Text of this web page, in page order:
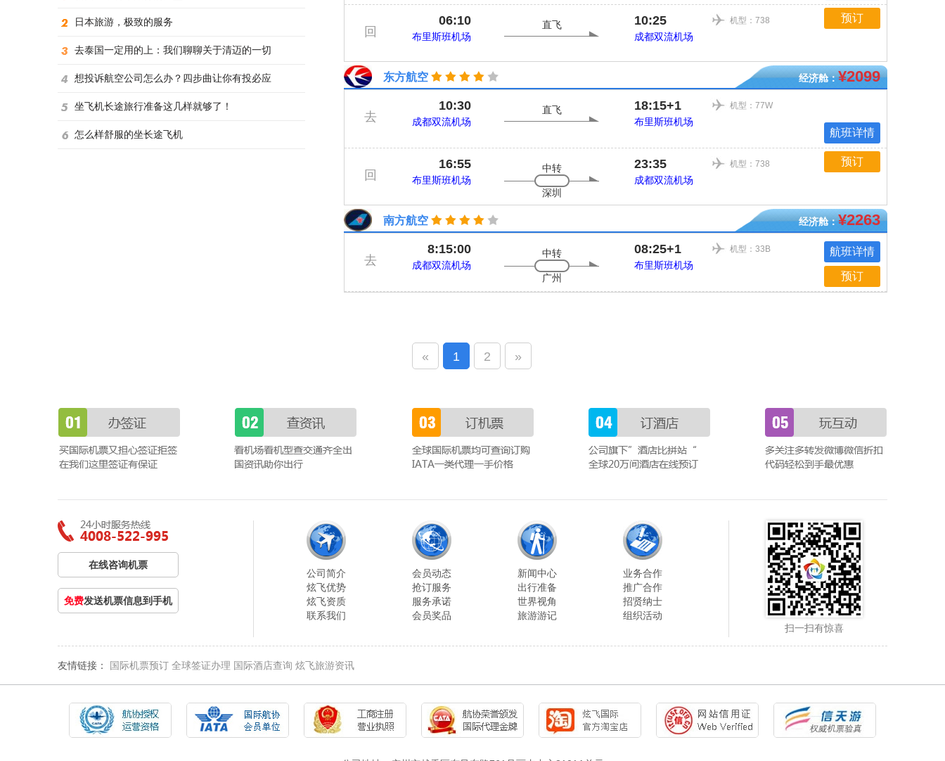
日本旅游，极致的服务
去泰国一定用的上：我们聊聊关于清迈的一切
想投诉航空公司怎么办？四步曲让你有投必应
坐飞机长途旅行准备这几样就够了！
怎么样舒服的坐长途飞机
回
06:10
布里斯班机场
直飞 10:25
成都双流机场
机型：738 预订
东方航空 经济舱：¥2099
去
10:30
成都双流机场
直飞 18:15+1
布里斯班机场
机型：77W
航班详情
回
16:55
布里斯班机场
中转
深圳
23:35
成都双流机场
机型：738 预订
南方航空 经济舱：¥2263
去
8:15:00
成都双流机场
中转
广州
08:25+1
布里斯班机场
机型：33B 航班详情
预订
« 1 2 »
在线咨询机票
免费发送机票信息到手机
公司简介
炫飞优势
炫飞资质
联系我们
会员动态
抢订服务
服务承诺
会员奖品
新闻中心
出行准备
世界视角
旅游游记
业务合作
推广合作
招贤纳士
组织活动
扫一扫有惊喜
友情链接： 国际机票预订 全球签证办理 国际酒店查询 炫飞旅游资讯